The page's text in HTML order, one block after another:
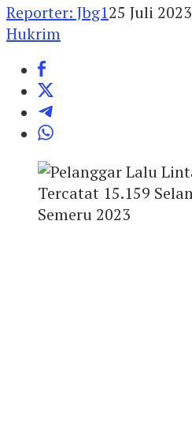
Reporter: Jbg125 Juli 2023
Hukrim